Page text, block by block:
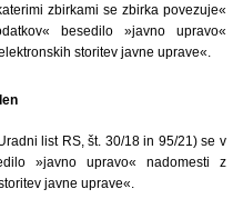
zbirkami se zbirka povezuje«
besedilo »javno upravo«
storitev javne uprave«.
list RS, št. 30/18 in 95/21) se v
»javno upravo« nadomesti z
javne uprave«.